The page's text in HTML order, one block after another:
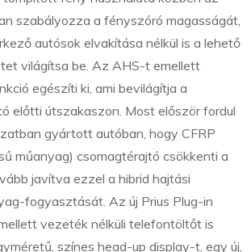
szabályozza a fényszóró magasságát,
autósok elvakítása nélkül is a lehető
világítsa be. Az AHS-t emellett
egészíti ki, ami bevilágítja a
előtti útszakaszon. Most először fordul
gyártott autóban, hogy CFRP
műanyag) csomagtérajtó csökkenti a
javítva ezzel a hibrid hajtási
fogyasztását. Az új Prius Plug-in
vezeték nélküli telefontöltőt is
színes head-up display-t, egy új,